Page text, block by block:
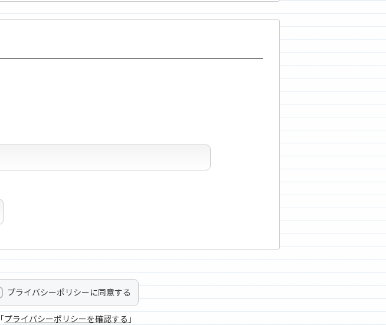
プライバシーポリシーに同意する
「プライバシーポリシーを確認する 」